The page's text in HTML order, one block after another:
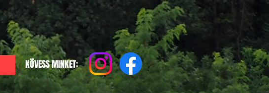
KÖVESS MINKET: